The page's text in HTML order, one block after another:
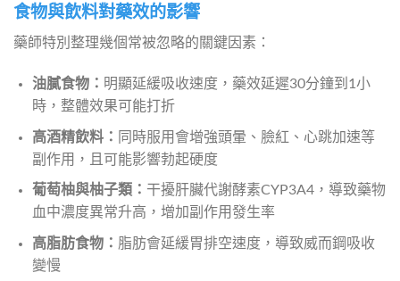
食物與飲料對藥效的影響
藥師特別整理幾個常被忽略的關鍵因素：
油膩食物： 明顯延緩吸收速度，藥效延遲30分鐘到1小
時，整體效果可能打折
高酒精飲料：
同時服用會增強頭暈、臉紅、心跳加速等
副作用，且可能影響勃起硬度
葡萄柚與柚子類： 干擾肝臟代謝酵素CYP3A4，導致藥物
血中濃度異常升高，增加副作用發生率
高脂肪食物： 脂肪會延緩胃排空速度，導致威而鋼吸收
變慢